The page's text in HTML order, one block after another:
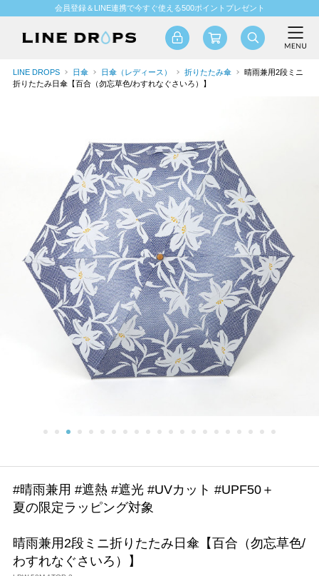
会員登録＆LINE連携で今すぐ使える500ポイントプレゼント
LINE DROPS 日傘 日傘（レディース） 折りたたみ傘
晴雨兼用2段ミニ
折りたたみ日傘【百合（勿忘草色/わすれなぐさいろ）】
#晴雨兼用 #遮熱 #遮光 #UVカット #UPF50＋
夏の限定ラッピング対象
晴雨兼用2段ミニ折りたたみ日傘【百合（勿忘草色/
わすれなぐさいろ）】